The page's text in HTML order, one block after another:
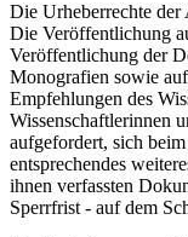
Die Urheberrechte
Die Veröffentlichung
Veröffentlichung der
Monografien sowie
Empfehlungen des
Wissenschaftlerinnen
aufgefordert, sich
entsprechendes
ihnen verfassten
Sperrfrist - auf dem